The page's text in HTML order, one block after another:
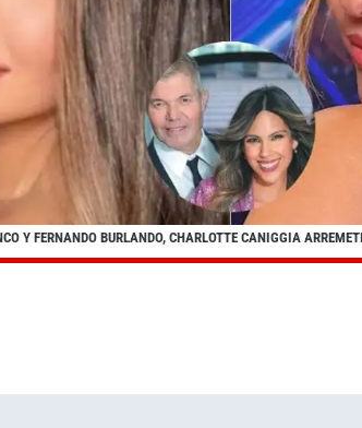
Y FERNANDO BURLANDO, CHARLOTTE CANIGGIA